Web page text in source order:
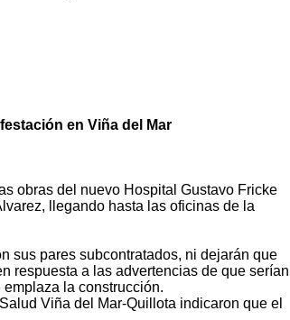
en Viña del Mar
obras del nuevo Hospital Gustavo Fricke
llegando hasta las oficinas de la
sus pares subcontratados, ni dejarán que
respuesta a las advertencias de que serían
la construcción.
Viña del Mar-Quillota indicaron que el